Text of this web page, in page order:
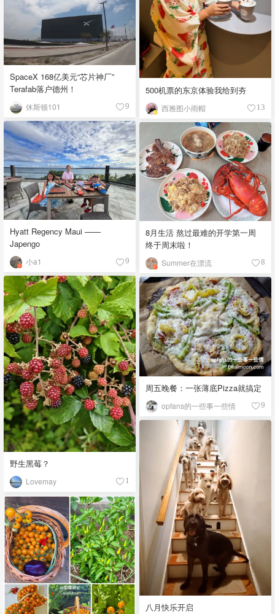
500机票的东京体验我给到夯
西雅图小雨帽 13
SpaceX 168亿美元“芯片神厂”
Terafab落户德州！
休斯顿101 9
Hyatt Regency Maui ——
Japengo
小a1 9
8月生活 熬过最难的开学第一周
终于周末啦！
Summer在漂流 8
野生黑莓？
Lovemay 1
周五晚餐：一张薄底Pizza就搞定
opfans的一些事一些情 9
八月快乐开启